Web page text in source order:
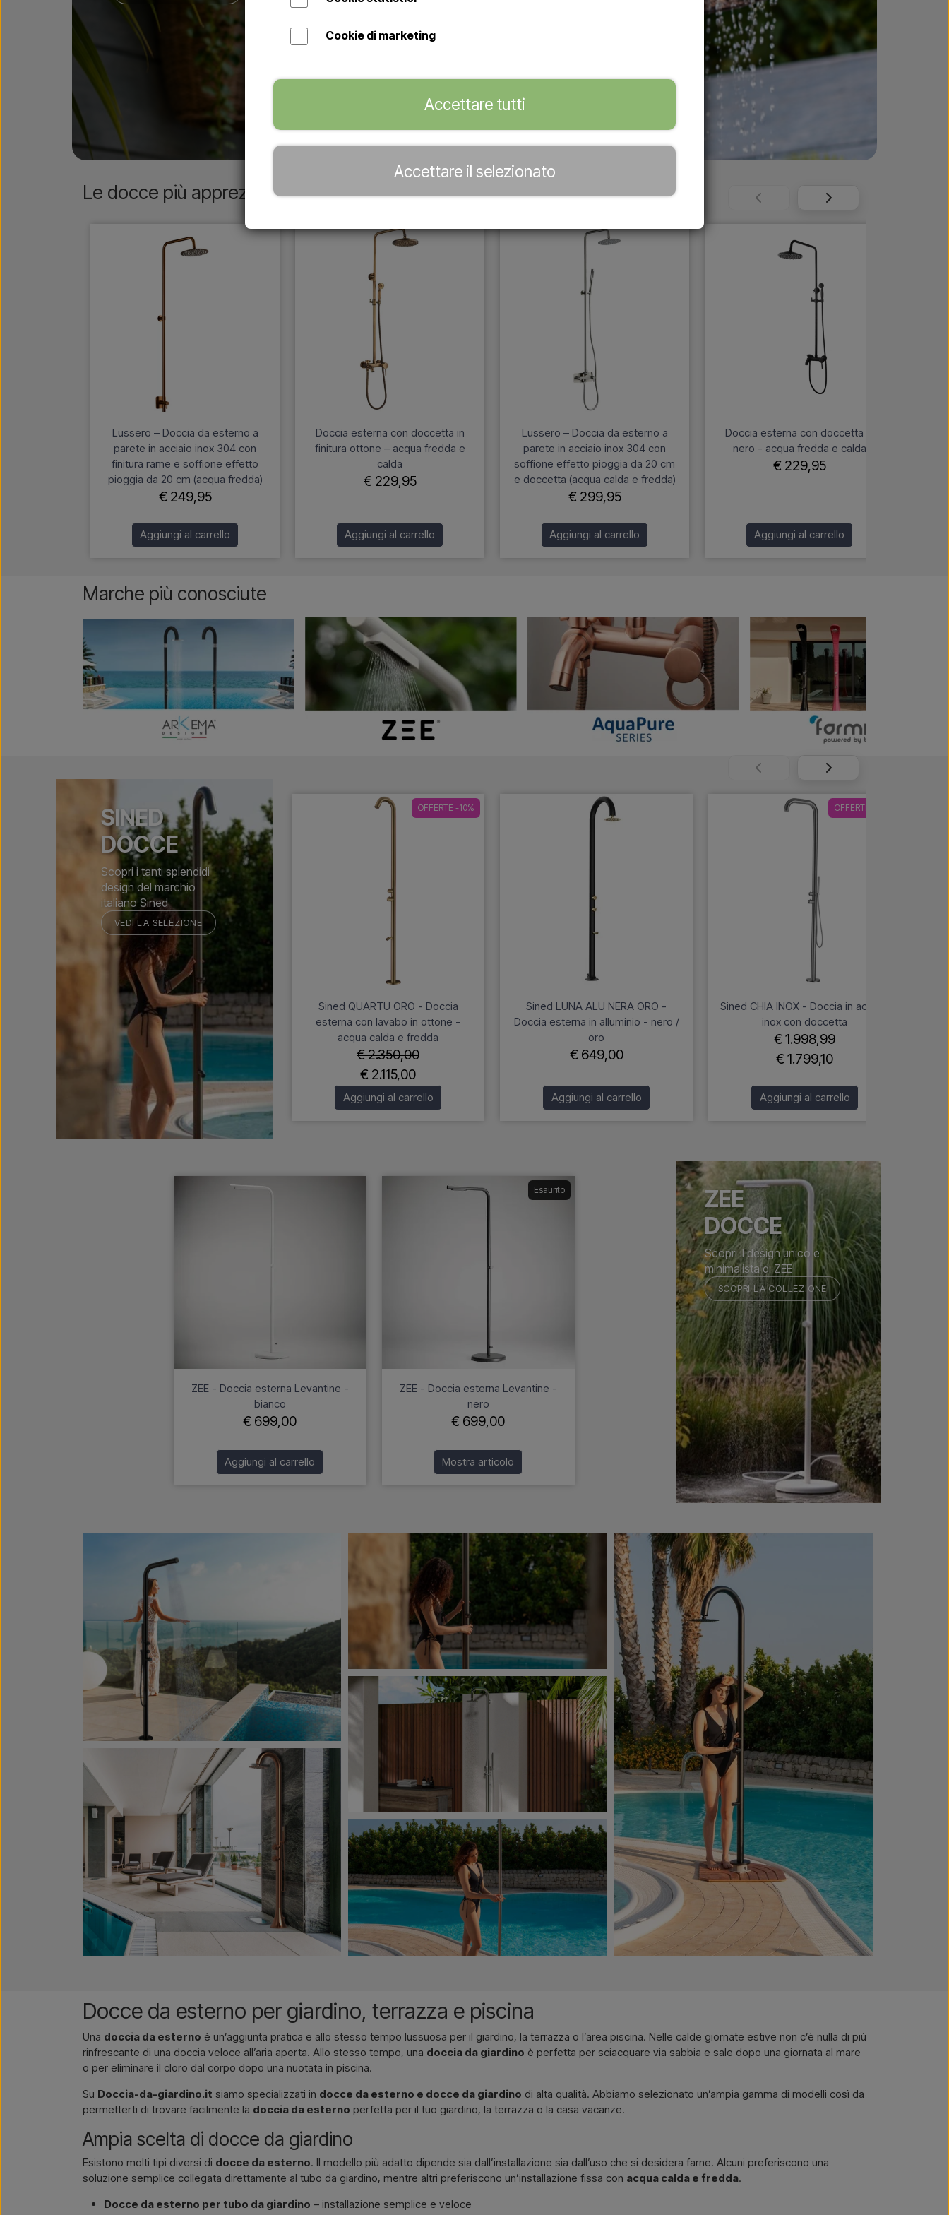
Le docce più apprezzate
Lussero – Doccia da esterno a
parete in acciaio inox 304 con
finitura rame e soffione effetto
pioggia da 20 cm (acqua fredda)
€ 249,95
Aggiungi al carrello
Doccia esterna con doccetta in
finitura ottone – acqua fredda e
calda
€ 229,95
Aggiungi al carrello
Lussero – Doccia da esterno a
parete in acciaio inox 304 con
soffione effetto pioggia da 20 cm
e doccetta (acqua calda e fredda)
€ 299,95
Aggiungi al carrello
Doccia esterna con doccetta in
nero - acqua fredda e calda
€ 229,95
Aggiungi al carrello
Marche più conosciute
SINED
DOCCE
Scopri i tanti splendidi
design del marchio
italiano Sined
VEDI LA SELEZIONE
OFFERTE -10%
Sined QUARTU ORO - Doccia
esterna con lavabo in ottone -
acqua calda e fredda
€ 2.350,00
€ 2.115,00
Aggiungi al carrello
Sined LUNA ALU NERA ORO -
Doccia esterna in alluminio - nero /
oro
€ 649,00
Aggiungi al carrello
OFFERTE -10%
Sined CHIA INOX - Doccia in acciaio
inox con doccetta
€ 1.998,99
€ 1.799,10
Aggiungi al carrello
ZEE - Doccia esterna Levantine -
bianco
€ 699,00
Aggiungi al carrello
Esaurito
ZEE - Doccia esterna Levantine -
nero
€ 699,00
Mostra articolo
ZEE
DOCCE
Scopri il design unico e
minimalista di ZEE
SCOPRI LA COLLEZIONE
Docce da esterno per giardino, terrazza e piscina
Una doccia da esterno è un’aggiunta pratica e allo stesso tempo lussuosa per il giardino, la terrazza o l’area piscina. Nelle calde giornate estive non c’è nulla di più
rinfrescante di una doccia veloce all’aria aperta. Allo stesso tempo, una doccia da giardino è perfetta per sciacquare via sabbia e sale dopo una giornata al mare
o per eliminare il cloro dal corpo dopo una nuotata in piscina.
Su Doccia-da-giardino.it siamo specializzati in docce da esterno e docce da giardino di alta qualità. Abbiamo selezionato un’ampia gamma di modelli così da
permetterti di trovare facilmente la doccia da esterno perfetta per il tuo giardino, la terrazza o la casa vacanze.
Ampia scelta di docce da giardino
Esistono molti tipi diversi di docce da esterno. Il modello più adatto dipende sia dall’installazione sia dall’uso che si desidera farne. Alcuni preferiscono una
soluzione semplice collegata direttamente al tubo da giardino, mentre altri preferiscono un’installazione fissa con acqua calda e fredda.
Docce da esterno per tubo da giardino – installazione semplice e veloce
Cookie di marketing
Accettare tutti
Accettare il selezionato